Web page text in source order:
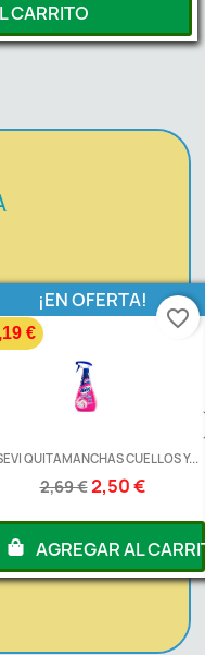
CARRITO
QUITAMANCHAS CUELLOS Y...
2,69 €2,50 €
¡EN OFERTA!
€
AGREGAR AL
favorite_border